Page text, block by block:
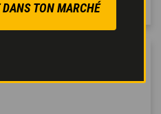
TON MARCHÉ